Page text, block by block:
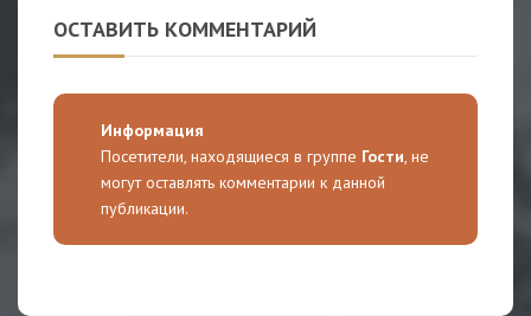
ОСТАВИТЬ КОММЕНТАРИЙ
Информация
Посетители, находящиеся в группе Гости, не
могут оставлять комментарии к данной
публикации.